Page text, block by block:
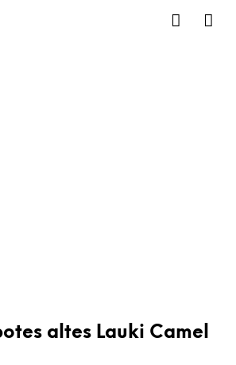
altes Lauki Camel